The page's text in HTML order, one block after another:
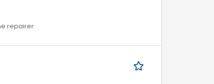
repairer